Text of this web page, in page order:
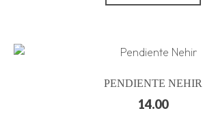
PENDIENTE NEHIR
14.00